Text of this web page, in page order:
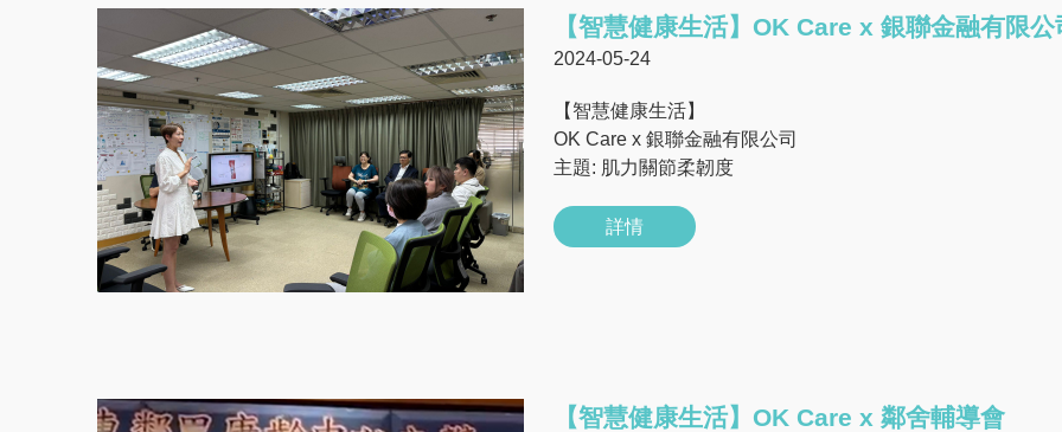
【智慧健康生活】OK Care x 銀聯金融有限公
2024-05-24
【智慧健康生活】
OK Care x 銀聯金融有限公司
主題: 肌力關節柔韌度
詳情
【智慧健康生活】OK Care x 鄰舍輔導會